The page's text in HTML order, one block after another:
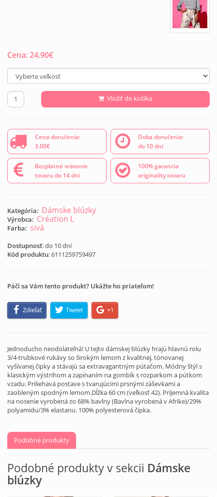
Cena:24.90€
Vložiť do košíka
Cena doručenia:
3.00€
Doba doručenia:
do 10 dní
Bezplatné vrátenie
tovaru do 14 dní
100% garancia
originality tovaru
Kategória: Dámske blúzky
Výrobca: Création L
Farba: sivá
Dostupnosť: do 10 dní
Kód produktu:6111259759497
Páči sa Vám tento produkt? Ukážte ho priateľom!
Zdieľať Tweet +1
Jednoducho neodolateľná! U tejto dámskej blúzky hrajú hlavnú rolu
3/4-trubkové rukávy so širokým lemom z kvalitnej, tónovanej
vyšívanej čipky a stávajú sa extravagantným pútačom. Módny štýl s
klasickým výstrihom a zapínaním na gombík s rozparkom a pútkom
vzadu. Priliehavá postave s tvarujúcimi prsnými záševkami a
zaobleným spodným lemom.Dĺžka 60 cm (veľkosť 42). Príjemná kvalita
na nosenie vyrobená zo 68% bavlny (Bavlna vyrobená v Afrike)/29%
polyamidu/3% elastanu. 100% polyesterová čipka.
Podobné produkty
Podobné produkty v sekcii Dámske
blúzky